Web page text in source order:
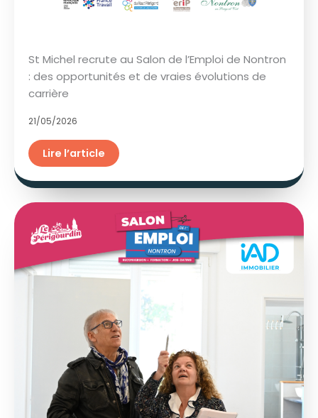
St Michel recrute au Salon de l’Emploi de Nontron
: des opportunités et de vraies évolutions de
carrière
21/05/2026
Lire l’article